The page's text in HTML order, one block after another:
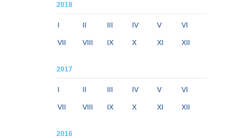
2018
I II III IV V VI
VII VIII IX X XI XII
2017
I II III IV V VI
VII VIII IX X XI XII
2016